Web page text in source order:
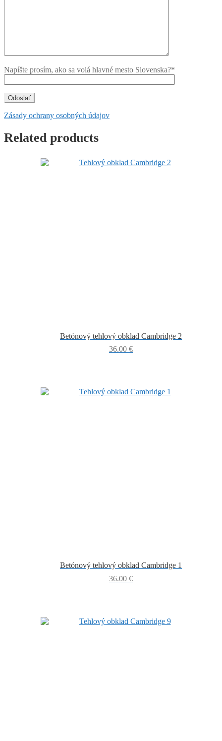
Napíšte prosím, ako sa volá hlavné mesto Slovenska?*
Zásady ochrany osobných údajov
Related products
Betónový tehlový obklad Cambridge 2
36.00 €
Betónový tehlový obklad Cambridge 1
36.00 €